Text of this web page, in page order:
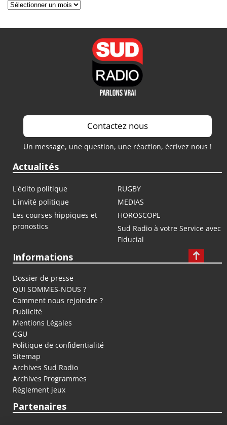
Archives
Contactez nous
Un message, une question, une réaction, écrivez nous !
Actualités
L'édito politique
RUGBY
L'invité politique
MEDIAS
Les courses hippiques et
pronostics
HOROSCOPE
Sud Radio à votre Service avec
Fiducial
Informations
Dossier de presse
QUI SOMMES-NOUS ?
Comment nous rejoindre ?
Publicité
Mentions Légales
CGU
Politique de confidentialité
Sitemap
Archives Sud Radio
Archives Programmes
Règlement jeux
Partenaires